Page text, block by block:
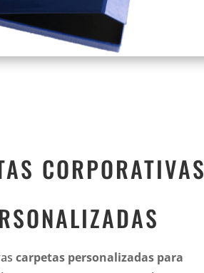
CORPORATIVAS
carpetas personalizadas para